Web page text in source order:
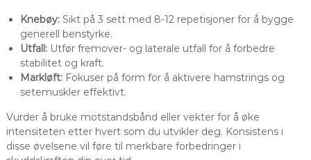
Knebøy:Sikt på 3 sett med 8-12 repetisjoner for å bygge
generell benstyrke.
Utfall:Utfør fremover- og laterale utfall for å forbedre
stabilitet og kraft.
Markløft:Fokuser på form for å aktivere hamstrings og
setemuskler effektivt.
Vurder å bruke motstandsbånd eller vekter for å øke
intensiteten etter hvert som du utvikler deg. Konsistens i
disse øvelsene vil føre til merkbare forbedringer i